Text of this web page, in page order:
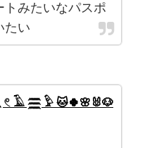
トみたいなパスポ
たい
𓏲 𓄿 𓈗 𓅱 🐱🍀🌸🐰🐶